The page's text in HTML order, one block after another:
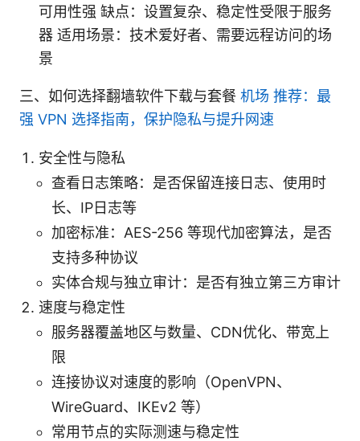
可用性强 缺点：设置复杂、稳定性受限于服务
器 适用场景：技术爱好者、需要远程访问的场
景
三、如何选择翻墙软件下载与套餐 机场 推荐：最
强 VPN 选择指南，保护隐私与提升网速
安全性与隐私
查看日志策略：是否保留连接日志、使用时
长、IP日志等
加密标准：AES-256 等现代加密算法，是否
支持多种协议
实体合规与独立审计：是否有独立第三方审计
速度与稳定性
服务器覆盖地区与数量、CDN优化、带宽上
限
连接协议对速度的影响（OpenVPN、
WireGuard、IKEv2 等）
常用节点的实际测速与稳定性